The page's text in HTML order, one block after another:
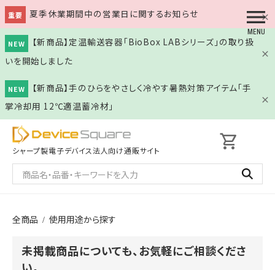
重要 夏季休業期間中の営業日に関するお知らせ
NEW
【新商品】定温輸送容器「BioBox LABシリーズ」の取り扱
いを開始しました
NEW
【新商品】手のひらをやさしく冷やす暑熱対策アイテム「手
掌冷却用 12℃適温蓄冷材」
シャープ製電子デバイス法人向け通販サイト shopping_cart
全商品 使用用途から探す
未掲載商品についても、お気軽にご相談くださ